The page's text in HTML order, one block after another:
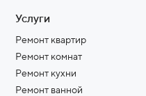
Услуги
Ремонт квартир
Ремонт комнат
Ремонт кухни
Ремонт ванной